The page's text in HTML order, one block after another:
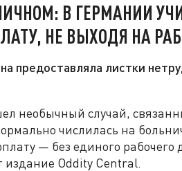
В ГЕРМАНИИ
НЕ ВЫХОДЯ НА
предоставляла листки
необычный случай,
числилась на
— без единого рабочего
издание Oddity Central.